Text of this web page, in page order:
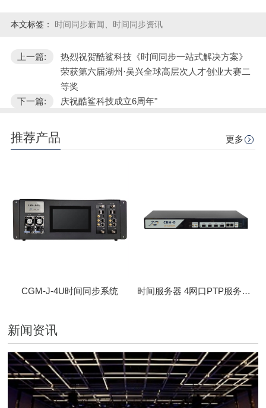
本文标签： 时间同步新闻、时间同步资讯
上一篇:
热烈祝贺酷鲨科技《时间同步一站式解决方案》
荣获第六届湖州·吴兴全球高层次人才创业大赛二
等奖
下一篇:
庆祝酷鲨科技成立6周年"
推荐产品 更多
CGM-J-4U时间同步系统 时间服务器 4网口PTP服务器 CBM-D-40
新闻资讯